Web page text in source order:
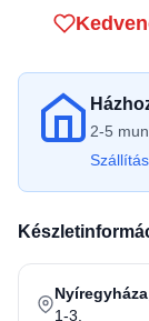
2-5
Nyíregyháza
1-3.